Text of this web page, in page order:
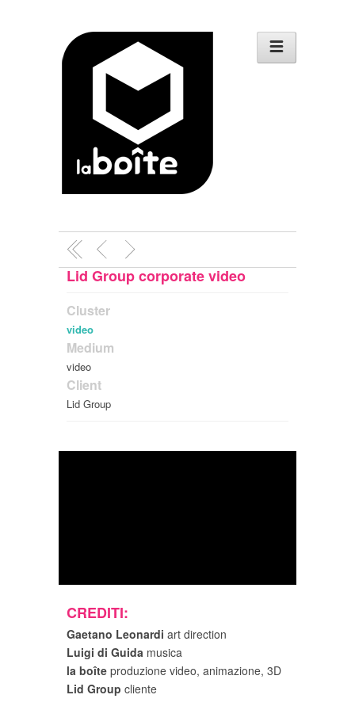
Lid Group corporate video
Cluster
video
Medium
video
Client
Lid Group
CREDITI:
Gaetano Leonardi art direction
Luigi di Guida musica
la boîte produzione video, animazione, 3D
Lid Group cliente